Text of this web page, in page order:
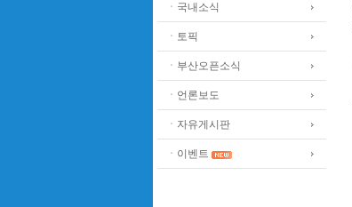
ㆍ국내소식
ㆍ토픽
ㆍ부산오픈소식
ㆍ언론보도
ㆍ자유게시판
ㆍ이벤트